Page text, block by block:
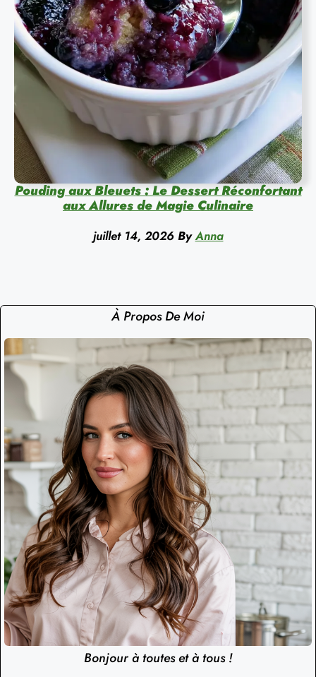
Pouding aux Bleuets : Le Dessert Réconfortant
aux Allures de Magie Culinaire
juillet 14, 2026 By Anna
À Propos De Moi
Bonjour à toutes et à tous !